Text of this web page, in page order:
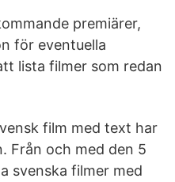
premiärer,
för eventuella
lista filmer som redan
film med text har
Från och med den 5
svenska filmer med